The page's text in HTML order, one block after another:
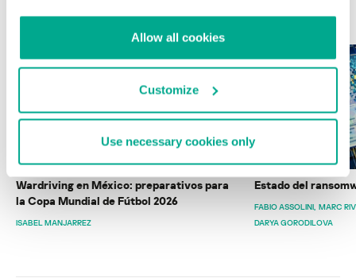
Allow all cookies
Customize
Use necessary cookies only
ÚLTIMAS PUBLICACIONES
Wardriving en México: preparativos para
la Copa Mundial de Fútbol 2026
ISABEL MANJARREZ
Estado del
FABIO ASSOLINI MARC
DARYA GORODILOVA